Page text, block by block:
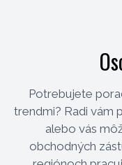
Potrebujete
trendmi? Radi vám
alebo vás
obchodných